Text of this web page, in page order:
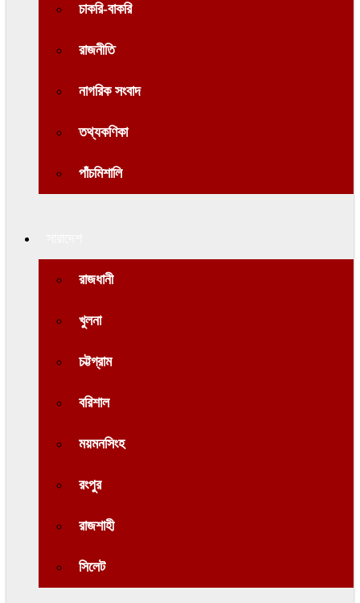
চাকরি-বাকরি
রাজনীতি
নাগরিক সংবাদ
তথ্যকণিকা
পাঁচমিশালি
রাজধানী
খুলনা
চট্টগ্রাম
বরিশাল
ময়মনসিংহ
রংপুর
রাজশাহী
সিলেট